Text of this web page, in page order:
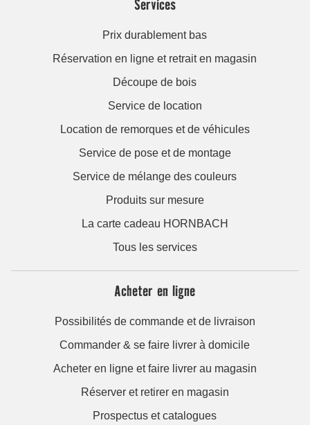
Services
Prix durablement bas
Réservation en ligne et retrait en magasin
Découpe de bois
Service de location
Location de remorques et de véhicules
Service de pose et de montage
Service de mélange des couleurs
Produits sur mesure
La carte cadeau HORNBACH
Tous les services
Acheter en ligne
Possibilités de commande et de livraison
Commander & se faire livrer à domicile
Acheter en ligne et faire livrer au magasin
Réserver et retirer en magasin
Prospectus et catalogues